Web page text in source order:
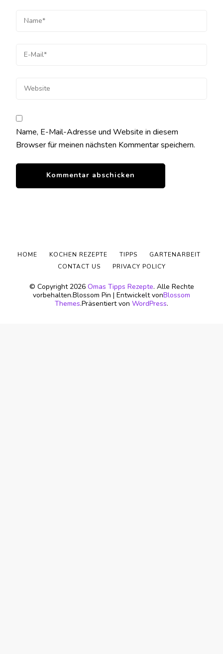
Name, E-Mail-Adresse und Website in diesem
Browser für meinen nächsten Kommentar speichern.
© Copyright 2026 Omas Tipps Rezepte. Alle Rechte
vorbehalten.Blossom Pin | Entwickelt vonBlossom
Themes.Präsentiert von WordPress.
HOME KOCHEN REZEPTE TIPPS
GARTENARBEIT
CONTACT US
PRIVACY POLICY